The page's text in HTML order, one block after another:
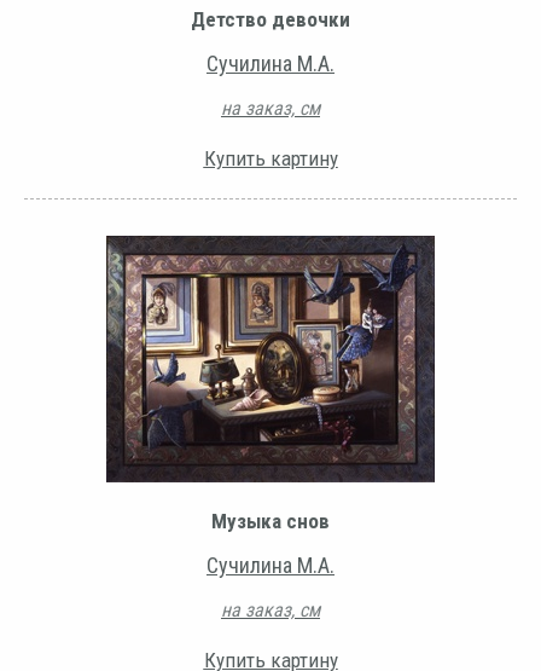
Детство девочки
Сучилина М.А.
на заказ, см
Купить картину
Музыка снов
Сучилина М.А.
на заказ, см
Купить картину